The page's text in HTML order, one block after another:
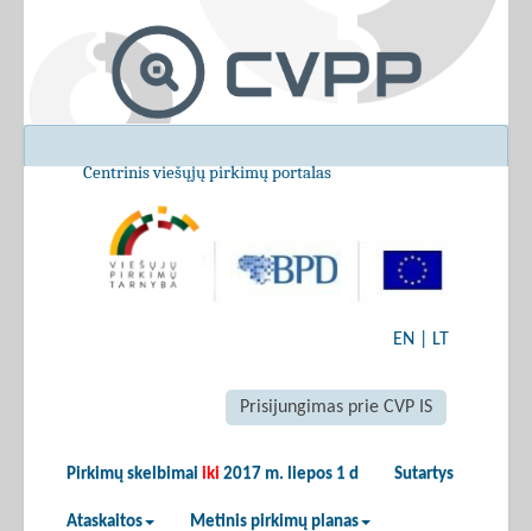
Centrinis viešųjų pirkimų portalas
EN LT
Prisijungimas prie CVP IS
Pirkimų skelbimai iki 2017 m. liepos 1 d Sutartys
Ataskaitos Metinis pirkimų planas